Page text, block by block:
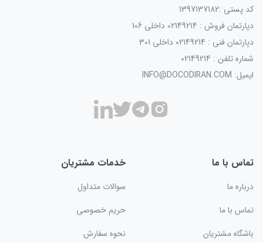
کد پستی :1397137182
دپارتمان فروش : 02149214 داخلی 106
دپارتمان فنی : 02149214 داخلی 301
شماره تلفن : 02149214
ایمیل: INFO@DOCODIRAN.COM
تماس با ما
درباره ما
تماس با ما
باشگاه مشتریان
خدمات مشتریان
سوالات متداول
حریم خصوصی
نحوه سفارش